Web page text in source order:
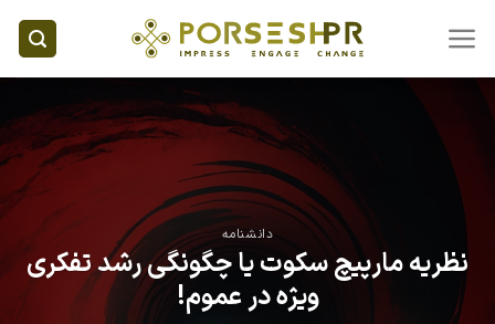
content
دانشنامه
نظریه مارپیچ سکوت یا چگونگی رشد تفکری
ویژه در عموم!